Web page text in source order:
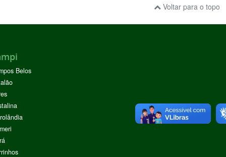
Voltar para o topo
Belos